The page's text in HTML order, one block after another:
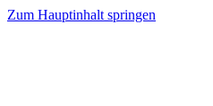
Zum Hauptinhalt springen